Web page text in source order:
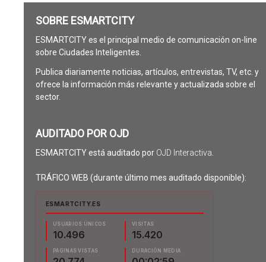
SOBRE ESMARTCITY
ESMARTCITY es el principal medio de comunicación on-line
sobre Ciudades Inteligentes.
Publica diariamente noticias, artículos, entrevistas, TV, etc. y
ofrece la información más relevante y actualizada sobre el
sector.
AUDITADO POR OJD
ESMARTCITY está auditado por OJD Interactiva
TRÁFICO WEB (durante último mes auditado disponible):